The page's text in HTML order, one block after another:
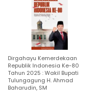
Dirgahayu Kemerdekaan
Republik Indonesia Ke-80
Tahun 2025 : Wakil Bupati
Tulungagung H. Ahmad
Baharudin, SM